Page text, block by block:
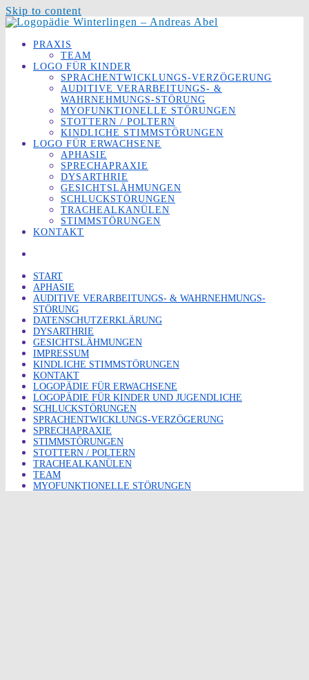
Skip to content
PRAXIS
TEAM
LOGO FÜR KINDER
SPRACHENTWICKLUNGS-VERZÖGERUNG
AUDITIVE VERARBEITUNGS- &
WAHRNEHMUNGS-STÖRUNG
MYOFUNKTIONELLE STÖRUNGEN
STOTTERN / POLTERN
KINDLICHE STIMMSTÖRUNGEN
LOGO FÜR ERWACHSENE
APHASIE
SPRECHAPRAXIE
DYSARTHRIE
GESICHTSLÄHMUNGEN
SCHLUCKSTÖRUNGEN
TRACHEALKANÜLEN
STIMMSTÖRUNGEN
KONTAKT
START
APHASIE
AUDITIVE VERARBEITUNGS- & WAHRNEHMUNGS-
STÖRUNG
DATENSCHUTZERKLÄRUNG
DYSARTHRIE
GESICHTSLÄHMUNGEN
IMPRESSUM
KINDLICHE STIMMSTÖRUNGEN
KONTAKT
LOGOPÄDIE FÜR ERWACHSENE
LOGOPÄDIE FÜR KINDER UND JUGENDLICHE
SCHLUCKSTÖRUNGEN
SPRACHENTWICKLUNGS-VERZÖGERUNG
SPRECHAPRAXIE
STIMMSTÖRUNGEN
STOTTERN / POLTERN
TRACHEALKANÜLEN
TEAM
MYOFUNKTIONELLE STÖRUNGEN